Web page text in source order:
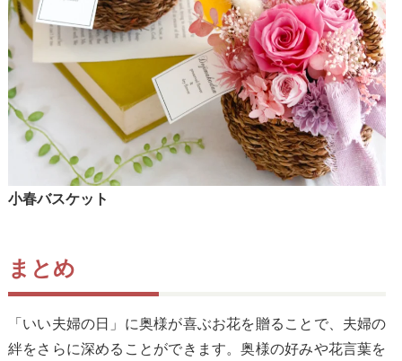
小春バスケット
まとめ
「いい夫婦の日」に奥様が喜ぶお花を贈ることで、夫婦の
絆をさらに深めることができます。奥様の好みや花言葉を